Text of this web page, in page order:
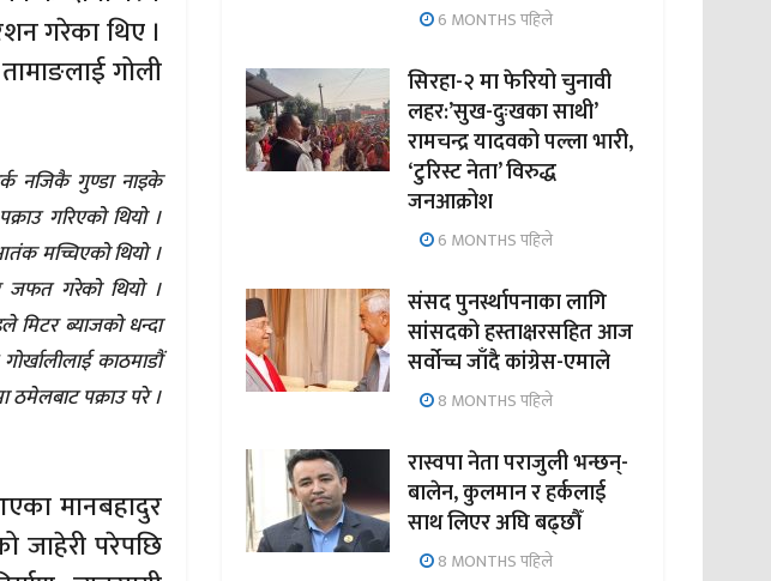
गरेका थिए ।
गोली
नजिकै गुण्डा नाइके
गरिएको थियो ।
मच्चिएको थियो ।
जफत गरेको थियो ।
मिटर ब्याजको धन्दा
काठमाडौं
ठमेलबाट पक्राउ परे ।
मानबहादुर
जाहेरी परेपछि
6 MONTHS पहिले
सिरहा-२ मा फेरियो चुनावी
लहर:’सुख-दुःखका साथी’
रामचन्द्र यादवको पल्ला भारी,
‘टुरिस्ट नेता’ विरुद्ध
जनआक्रोश
6 MONTHS पहिले
संसद पुनर्स्थापनाका लागि
सांसदको हस्ताक्षरसहित आज
सर्वोच्च जाँदै कांग्रेस-एमाले
8 MONTHS पहिले
रास्वपा नेता पराजुली भन्छन्-
बालेन, कुलमान र हर्कलाई
साथ लिएर अघि बढ्छौँ
8 MONTHS पहिले